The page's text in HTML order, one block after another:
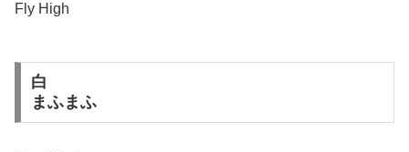
Fly High
白
まふまふ